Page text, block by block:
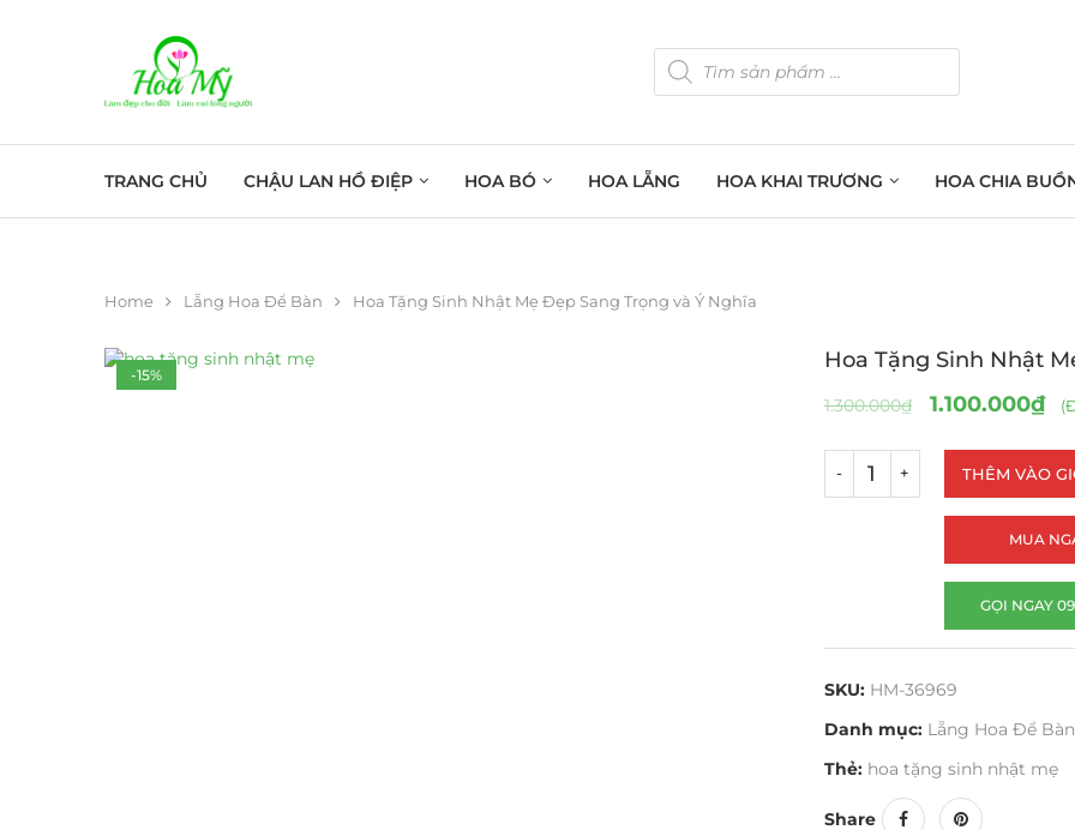
TRANG CHỦ CHẬU LAN HỒ ĐIỆP HOA BÓ HOA LẴNG HOA KHAI TRƯƠNG HOA CHIA
Home Lẵng Hoa Để Bàn Hoa Tặng Sinh Nhật Mẹ Đẹp Sang Trọng và Ý Nghĩa
-15%
Hoa Tặng Sinh Nhật
1.300.000₫ 1.100.000₫
THÊM VÀO
MUA
GỌI NGAY
SKU: HM-36969
Danh mục: Lẵng Hoa Để Bàn
Thẻ: hoa tặng sinh nhật mẹ
Share